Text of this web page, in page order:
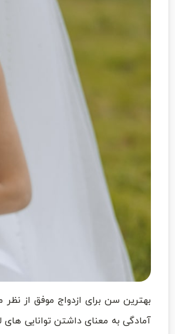
بهترین سن برای ازدواج موفق از
آمادگی به معنای داشتن توانایی